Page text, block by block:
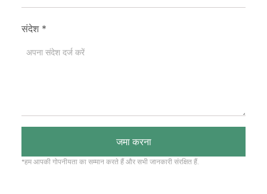
संदेश *
जमा करना
*हम आपकी गोपनीयता का सम्मान करते हैं और सभी जानकारी संरक्षित हैं.